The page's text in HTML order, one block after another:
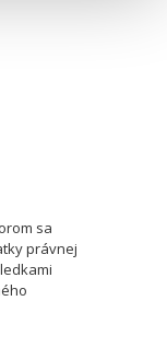
sa
právnej